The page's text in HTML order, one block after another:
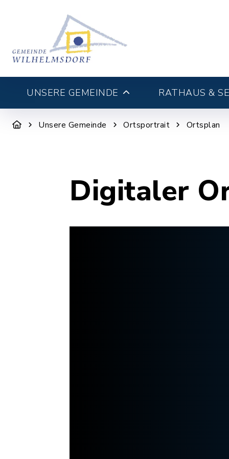
UNSERE GEMEINDE RATHAUS &
Unsere Gemeinde Ortsportrait Ortsplan
Digitaler